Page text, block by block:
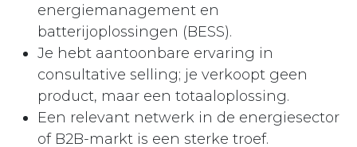
energiemanagement en
batterijoplossingen (BESS).
Je hebt aantoonbare ervaring in
consultative selling; je verkoopt geen
product, maar een totaaloplossing.
Een relevant netwerk in de energiesector
of B2B-markt is een sterke troef.